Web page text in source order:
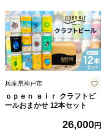
兵庫県神戸市
ｏｐｅｎ ａｉｒ クラフトビ
ールおまかせ 12本セット
26,000円